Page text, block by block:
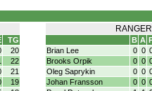
TG
20
22
21
19
B A
Brian Lee
0 0
Brooks Orpik
0 0
Oleg Saprykin
0 0
Johan Fransson
0 0